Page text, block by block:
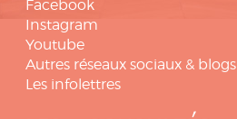
Facebook
Instagram
Youtube
Autres réseaux sociaux & blogs
Les infolettres